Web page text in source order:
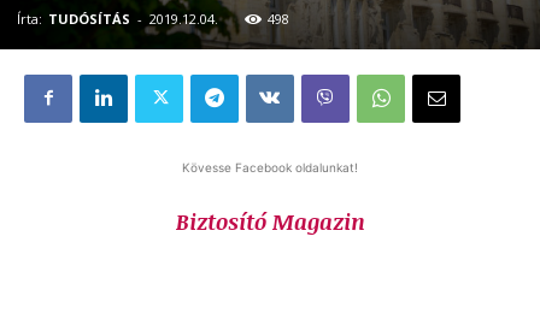
Írta: TUDÓSÍTÁS - 2019.12.04. 498
Kövesse Facebook oldalunkat!
Biztosító Magazin